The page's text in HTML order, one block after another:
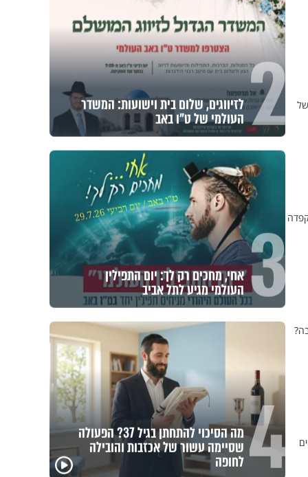
2 לזיווגים, שלום בית וישועות: המשדר
העולמי של ט"ו באב
3 אחי, מחכים רק לך: יום התפילין
העולמי מגיע לתל אביב
4 מה הסיכוי להתחתן בגיל 37? הפעולה
שסיימה עשור של אכזבות והובילה
לחופה
כל אחד מאיתנו הוא עולם